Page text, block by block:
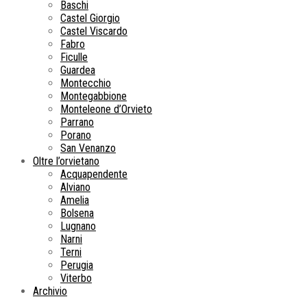
Baschi
Castel Giorgio
Castel Viscardo
Fabro
Ficulle
Guardea
Montecchio
Montegabbione
Monteleone d’Orvieto
Parrano
Porano
San Venanzo
Oltre l’orvietano
Acquapendente
Alviano
Amelia
Bolsena
Lugnano
Narni
Terni
Perugia
Viterbo
Archivio